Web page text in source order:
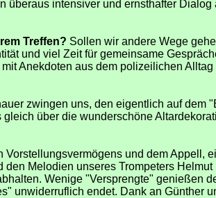
intensiver und ernsthafter
Treffen? Sollen wir andere Wege
und viel Zeit für gemeinsame
Anekdoten aus dem polizeilichen
zwingen uns, den eigentlich auf dem
über die wunderschöne
und dem Appell,
Melodien unseres Trompeters
Wenige "Versprengte" genießen
unwiderruflich endet. Dank an Günther